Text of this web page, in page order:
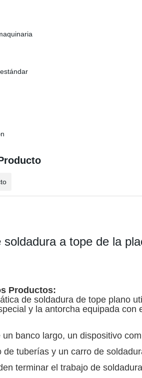
soldadura a tope de la
Productos:
de soldadura de tope plano
y la antorcha equipada
banco largo, un dispositivo
de tuberías y un carro de
terminar el trabajo de